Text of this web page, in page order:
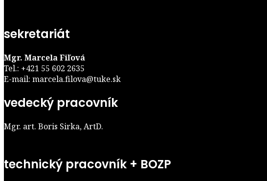
sekretariát
Mgr. Marcela Fiľová
Tel.: +421 55 602 2635
E-mail: marcela.filova@tuke.sk
vedecký pracovník
Mgr. art. Boris Sirka, ArtD.
technický pracovník + BOZP